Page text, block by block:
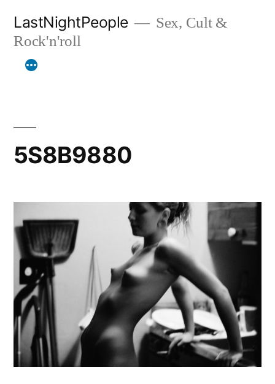
contenu
LastNightPeople
Sex, Cult &
Rock'n'roll
5S8B9880